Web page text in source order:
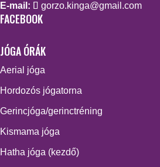
E-mail: gorzo.kinga@gmail.com
FACEBOOK
JÓGA ÓRÁK
Aerial jóga
Hordozós jógatorna
Gerincjóga/gerinctréning
Kismama jóga
Hatha jóga (kezdő)